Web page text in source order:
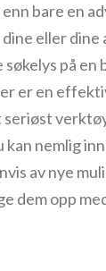
bare en
eller dine
på en
er en
seriøst
nemlig
av nye
dem opp